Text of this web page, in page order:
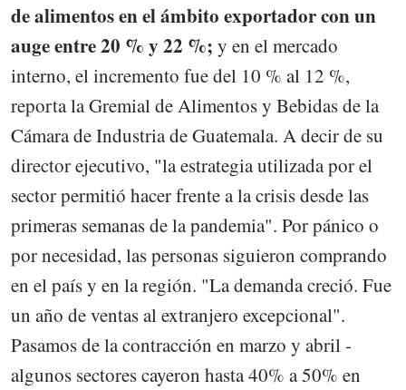
de alimentos en el ámbito exportador con un
auge entre 20 % y 22 %; y en el mercado
interno, el incremento fue del 10 % al 12 %,
reporta la Gremial de Alimentos y Bebidas de la
Cámara de Industria de Guatemala. A decir de su
director ejecutivo, "la estrategia utilizada por el
sector permitió hacer frente a la crisis desde las
primeras semanas de la pandemia". Por pánico o
por necesidad, las personas siguieron comprando
en el país y en la región. "La demanda creció. Fue
un año de ventas al extranjero excepcional".
Pasamos de la contracción en marzo y abril -
algunos sectores cayeron hasta 40% a 50% en